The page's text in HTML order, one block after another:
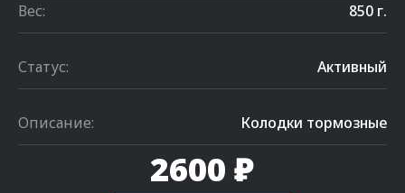
Вес:
850 г.
Статус: Активный
Описание: Колодки тормозные
2600 ₽